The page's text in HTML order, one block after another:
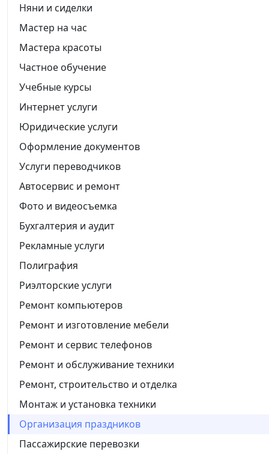
Няни и сиделки
Мастер на час
Мастера красоты
Частное обучение
Учебные курсы
Интернет услуги
Юридические услуги
Оформление документов
Услуги переводчиков
Автосервис и ремонт
Фото и видеосъемка
Бухгалтерия и аудит
Рекламные услуги
Полиграфия
Риэлторские услуги
Ремонт компьютеров
Ремонт и изготовление мебели
Ремонт и сервис телефонов
Ремонт и обслуживание техники
Ремонт, строительство и отделка
Монтаж и установка техники
Организация праздников
Пассажирские перевозки